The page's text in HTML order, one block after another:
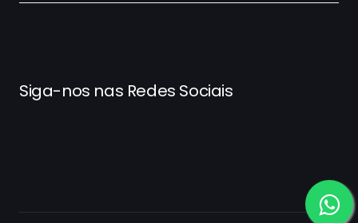
Siga-nos nas Redes Sociais